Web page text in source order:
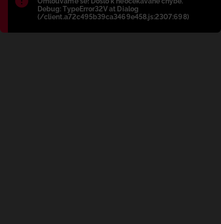
Debug: TypeError32V at Dialog
(/client.a72c495b39ca3469e458.js:2307:698)